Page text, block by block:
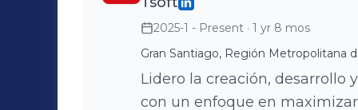
DevOps, and RPA, while
Artificial Intelligence (AI) as a
accelerate innovation, and
with world-class technology
Atlassian, Postman, Google
2025-1 - Present · 1 yr 8 mos
Gran Santiago, Región Metropolitana
Lidero la creación, desarrollo
con un enfoque en